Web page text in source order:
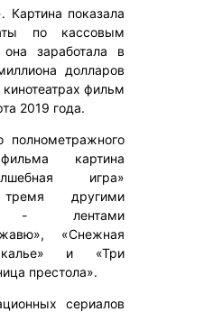
Картина показала
по кассовым
заработала в
долларов
фильм
2019 года.
полнометражного
картина
игра»
другими
- лентами
«Снежная
и «Три
престола».
сериалов